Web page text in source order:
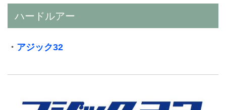
ハードルアー
・ アジック32